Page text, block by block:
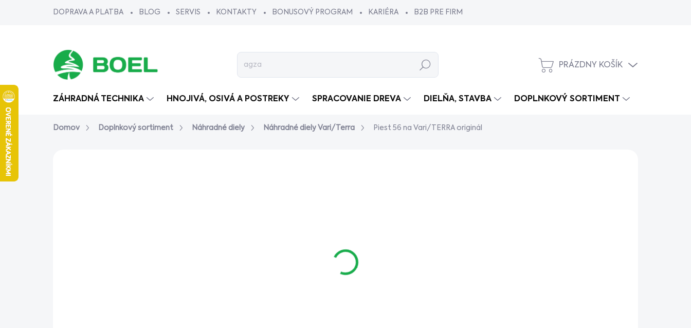
DOPRAVA A PLATBA BLOG SERVIS KONTAKTY BONUSOVÝ PROGRAM KARIÉRA B2B PRE FIRMY
Hľadať
NÁKUPNÝ
PRÁZDNY KOŠÍK
ZÁHRADNÁ TECHNIKA HNOJIVÁ, OSIVÁ A POSTREKY SPRACOVANIE DREVA DIELŇA, STAVBA DOPLNKOVÝ SORTIMENT
Domov Doplnkový sortiment Náhradné diely Náhradné diely Vari/Terra Piest 56 na Vari/TERRA originál